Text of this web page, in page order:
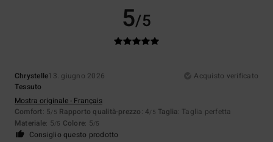
5/5
Chrystelle13. giugno 2026
Acquisto verificato
Tessuto
Mostra originale - Français
Comfort: 5/5 Rapporto qualità-prezzo: 4/5 Taglia: Taglia perfetta
Materiale: 5/5 Colore: 5/5
Consiglio questo prodotto